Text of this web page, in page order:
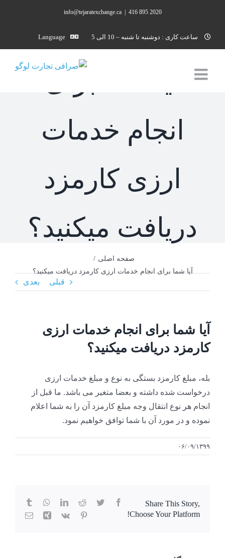
content
2020 895 416
info@tejaratexchange.ca
ساعت کاری : دوشنبه تا شنبه – 10 الی 5 Language
انجام خدمات
ارزی کارمزد
دریافت میکنید؟
صفحه اصلی /
آیا شما برای انجام خدمات ارزی کارمزد دریافت میکنید؟
قبلی بعدی
آیا شما برای انجام خدمات ارزی
کارمزد دریافت میکنید؟
بله، مبلغ کارمزد بستگی به نوع و مبلغ خدمات ارزی
درخواست شده داشته و بعضا متغیر می باشد. ما قبل از
انجام هر نوع انتقال وجه مبلغ کارمزد آن را به شما اعلام
نموده و در مورد آن با شما توافق خواهیم نمود.
۰۶/۰۹/۱۳۹۹
Share This Story,
Choose Your Platform!
Facebook
Twitter
Reddit
LinkedIn
WhatsApp
Pinterest
Vk
Xing پست